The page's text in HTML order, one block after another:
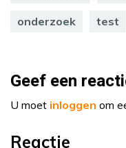
onderzoek test
Geef een
U moet inloggen om
Reactie